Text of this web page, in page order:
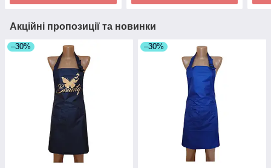
Акційні пропозиції та новинки
–30% –30%